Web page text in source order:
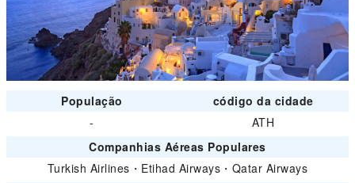
População
código da cidade
-
ATH
Companhias Aéreas Populares
Turkish Airlines ・ Etihad Airways ・ Qatar Airways